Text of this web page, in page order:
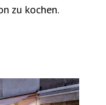
zu kochen.